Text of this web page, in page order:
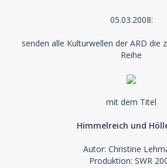
05.03.2008:
senden alle Kulturwellen der ARD die
Reihe
mit dem Titel
Himmelreich und
Autor: Christine
Produktion: SWR